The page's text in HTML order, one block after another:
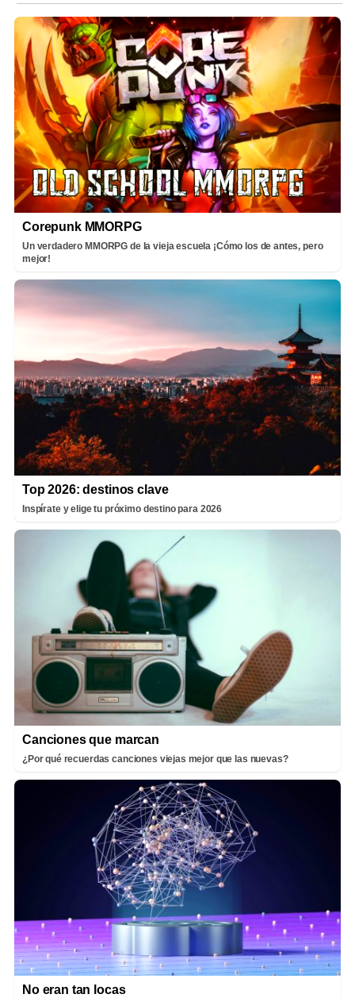
Corepunk MMORPG
Un verdadero MMORPG de la vieja escuela ¡Cómo los de antes, pero
mejor!
Top 2026: destinos clave
Inspírate y elige tu próximo destino para 2026
Canciones que marcan
¿Por qué recuerdas canciones viejas mejor que las nuevas?
No eran tan locas